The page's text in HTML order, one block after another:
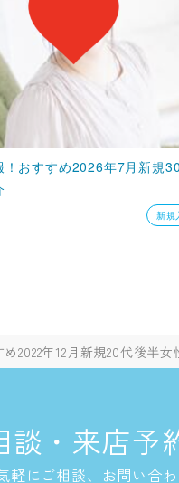
！おすすめ2026年7月新規
新規
2022年12月新規20代後半
談・来店予
軽にご相談、お問い合